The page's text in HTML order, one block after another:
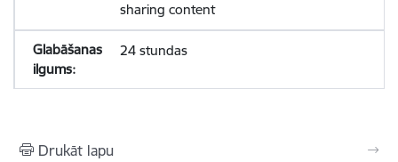
sharing content
24 stundas
Drukāt lapu